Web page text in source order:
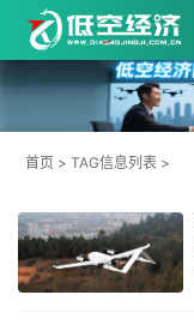
首页 > TAG信息列表 >